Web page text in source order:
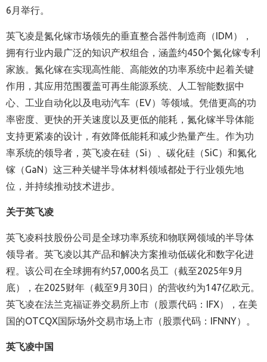
6 月举行。
英飞凌是氮化镓市场领先的垂直整合器件制造商（IDM），
拥有行业内最广泛的知识产权组合，涵盖约450个氮化镓专利
家族。氮化镓在实现高性能、高能效的功率系统中起着关键
作用，其应用范围覆盖可再生能源系统、人工智能数据中
心、工业自动化以及电动汽车（EV）等领域。凭借更高的功
率密度、更快的开关速度以及更低的能耗，氮化镓半导体能
支持更紧凑的设计，有效降低能耗和减少热量产生。作为功
率系统的领导者，英飞凌在硅（Si）、碳化硅（SiC）和氮化
镓（GaN）这三种关键半导体材料领域都处于行业领先地
位，并持续推动技术进步。
关于英飞凌
英飞凌科技股份公司是全球功率系统和物联网领域的半导体
领导者。英飞凌以其产品和解决方案推动低碳化和数字化进
程。该公司在全球拥有约57,000名员工 （截至2025年9 月
底）， 在2025财年 （截至9 月 30日 ） 的营收约为147亿欧元。
英飞凌在法兰克福证券交易所上市（股票代码： IFX），在美
国的OTCQX国际场外交易市场上市（股票代码： IFNNY）。
英飞凌中国